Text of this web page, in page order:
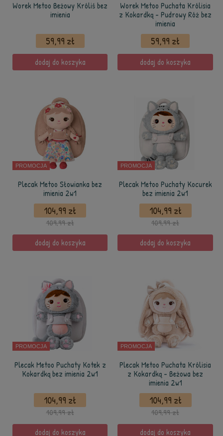
Worek Metoo Beżowy Króliś bez
imienia
59,99 zł
dodaj do koszyka
Worek Metoo Puchata Królisia
z Kokardką - Pudrowy Róż bez
imienia
59,99 zł
dodaj do koszyka
PROMOCJA
Plecak Metoo Słowianka bez
imienia 2w1
104,99 zł
109,99 zł
dodaj do koszyka
PROMOCJA
Plecak Metoo Puchaty Kocurek
bez imienia 2w1
104,99 zł
109,99 zł
dodaj do koszyka
PROMOCJA
Plecak Metoo Puchaty Kotek z
Kokardką bez imienia 2w1
104,99 zł
109,99 zł
dodaj do koszyka
PROMOCJA
Plecak Metoo Puchata Królisia
z Kokardką - Beżowa bez
imienia 2w1
104,99 zł
109,99 zł
dodaj do koszyka